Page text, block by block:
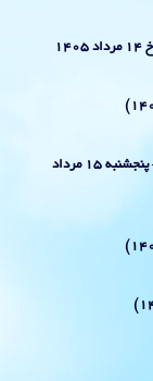
پیش بینی 7 روزه وضع هوای استان مازندران – پنجشنبه 15 مرداد